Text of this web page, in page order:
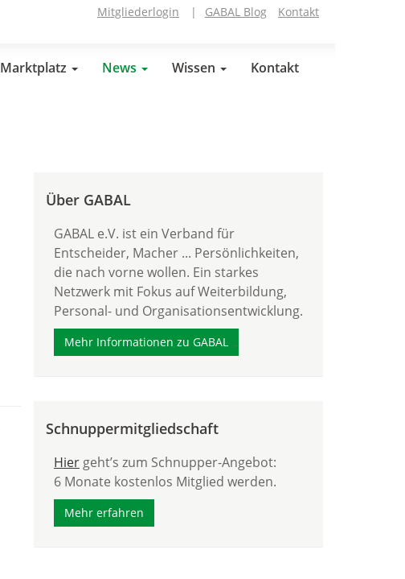
Mitgliederlogin | GABAL Blog Kontakt
Marktplatz News Wissen Kontakt
Über GABAL
GABAL e.V. ist ein Verband für
Entscheider, Macher ... Persönlichkeiten,
die nach vorne wollen. Ein starkes
Netzwerk mit Fokus auf Weiterbildung,
Personal- und Organisationsentwicklung.
Mehr Informationen zu GABAL
Schnuppermitgliedschaft
Hier geht’s zum Schnupper-Angebot:
6 Monate kostenlos Mitglied werden.
Mehr erfahren